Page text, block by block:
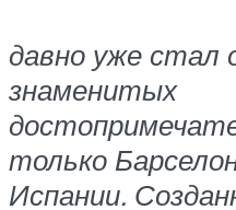
давно уже стал
знаменитых
только
Испании.